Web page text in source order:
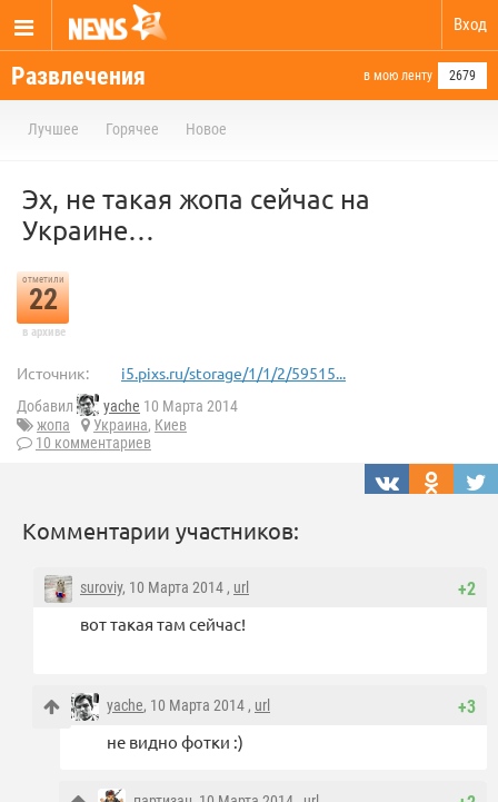
Вход
Развлечения в мою ленту 2679
Лучшее Горячее Новое
Эх, не такая жопа сейчас на
Украине…
отметили
22
в архиве
Источник: i5.pixs.ru/storage/1/1/2/59515...
Добавил yache 10 Марта 2014
жопа
Украина, Киев
10 комментариев
Комментарии участников:
+2
suroviy, 10 Марта 2014 , url
вот такая там сейчас!
+3
yache, 10 Марта 2014 , url
не видно фотки :)